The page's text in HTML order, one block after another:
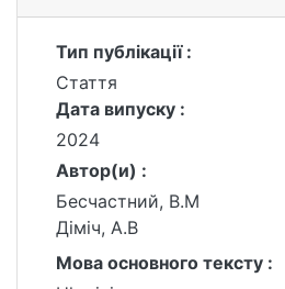
Тип публікації :
Стаття
Дата випуску :
2024
Автор(и) :
Бесчастний, В.М
Діміч, А.В
Мова основного тексту :